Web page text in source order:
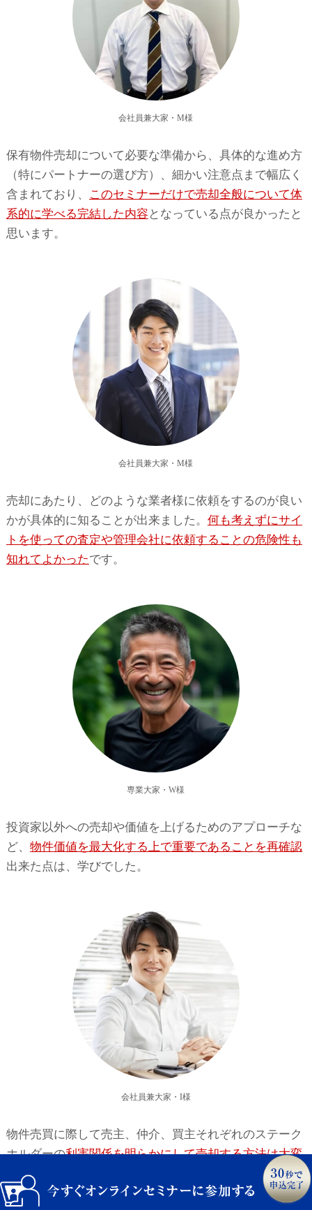
会社員兼大家・M様
保有物件売却について必要な準備から、具体的な進め方
（特にパートナーの選び方）、細かい注意点まで幅広く
含まれており、
このセミナーだけで売却全般について体
系的に学べる完結した内容 となっている点が良かったと
思います。
会社員兼大家・M様
売却にあたり、どのような業者様に依頼をするのが良い
かが具体的に知ることが出来ました。 何も考えずにサイ
トを使っての査定や管理会社に依頼することの危険性も
知れてよかったです。
専業大家・W様
投資家以外への売却や価値を上げるためのアプローチな
ど、 物件価値を最大化する上で重要であることを再確認
出来た点は、学びでした。
会社員兼大家・I様
物件売買に際して売主、仲介、買主それぞれのステーク
ホルダーの利害関係を明らかにして売却する方法は大変
勉強になりました。